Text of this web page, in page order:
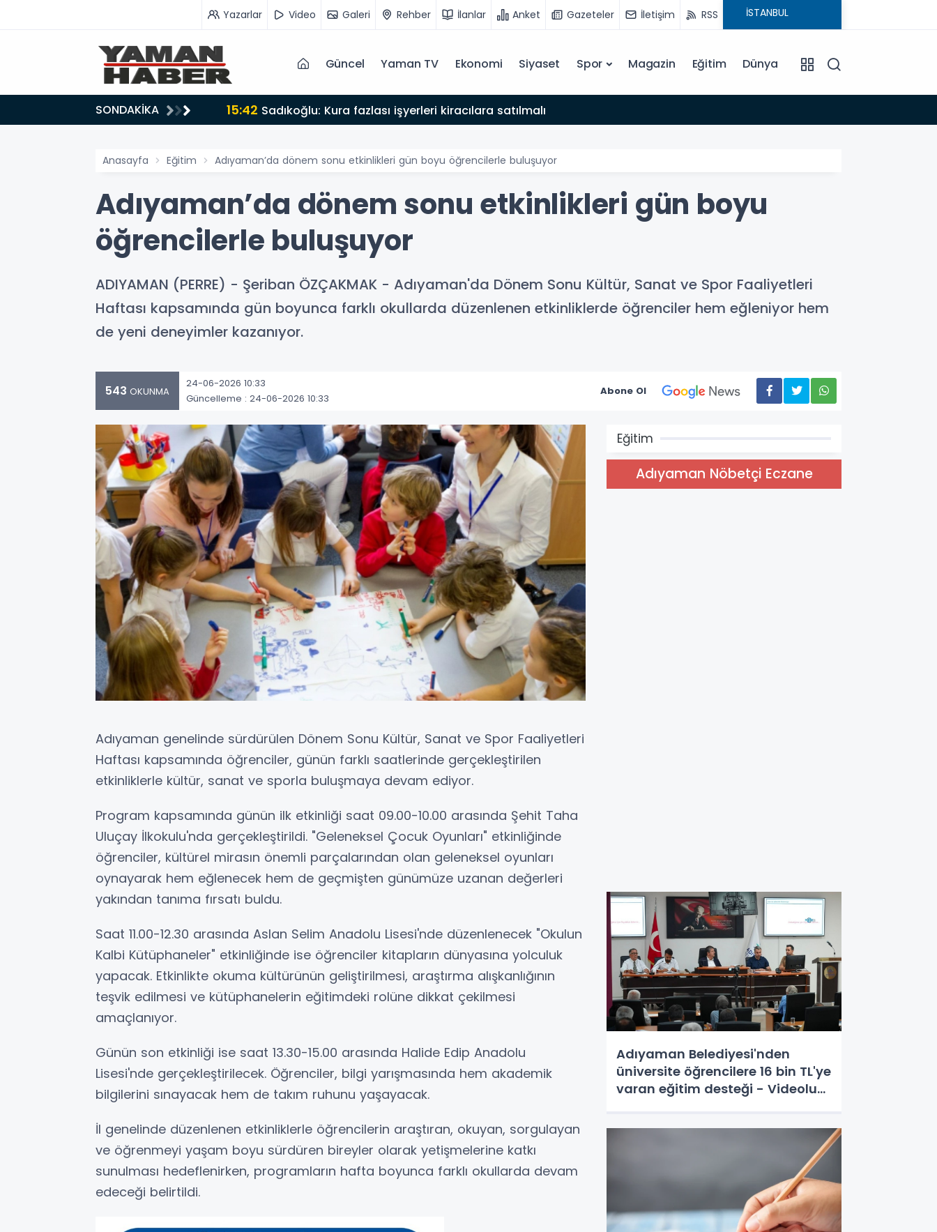
Yazarlar Video Galeri Rehber İlanlar Anket Gazeteler İletişim RSS
Güncel Yaman TV Ekonomi Siyaset Spor Magazin Eğitim Dünya
SONDAKİKA
tarafında olmayı seçtim’ 15:42 Sadıkoğlu: Kura fazlası işyerleri kiracılara satılmalı
Anasayfa Eğitim Adıyaman’da dönem sonu etkinlikleri gün boyu öğrencilerle buluşuyor
Adıyaman’da dönem sonu etkinlikleri gün boyu
öğrencilerle buluşuyor
ADIYAMAN (PERRE) - Şeriban ÖZÇAKMAK - Adıyaman'da Dönem Sonu Kültür, Sanat ve Spor Faaliyetleri
Haftası kapsamında gün boyunca farklı okullarda düzenlenen etkinliklerde öğrenciler hem eğleniyor hem
de yeni deneyimler kazanıyor.
543 OKUNMA
24-06-2026 10:33
Güncelleme : 24-06-2026 10:33
Abone Ol
Adıyaman genelinde sürdürülen Dönem Sonu Kültür, Sanat ve Spor Faaliyetleri
Haftası kapsamında öğrenciler, günün farklı saatlerinde gerçekleştirilen
etkinliklerle kültür, sanat ve sporla buluşmaya devam ediyor.
Program kapsamında günün ilk etkinliği saat 09.00-10.00 arasında Şehit Taha
Uluçay İlkokulu'nda gerçekleştirildi. "Geleneksel Çocuk Oyunları" etkinliğinde
öğrenciler, kültürel mirasın önemli parçalarından olan geleneksel oyunları
oynayarak hem eğlenecek hem de geçmişten günümüze uzanan değerleri
yakından tanıma fırsatı buldu.
Saat 11.00-12.30 arasında Aslan Selim Anadolu Lisesi'nde düzenlenecek "Okulun
Kalbi Kütüphaneler" etkinliğinde ise öğrenciler kitapların dünyasına yolculuk
yapacak. Etkinlikte okuma kültürünün geliştirilmesi, araştırma alışkanlığının
teşvik edilmesi ve kütüphanelerin eğitimdeki rolüne dikkat çekilmesi
amaçlanıyor.
Günün son etkinliği ise saat 13.30-15.00 arasında Halide Edip Anadolu
Lisesi'nde gerçekleştirilecek. Öğrenciler, bilgi yarışmasında hem akademik
bilgilerini sınayacak hem de takım ruhunu yaşayacak.
İl genelinde düzenlenen etkinliklerle öğrencilerin araştıran, okuyan, sorgulayan
ve öğrenmeyi yaşam boyu sürdüren bireyler olarak yetişmelerine katkı
sunulması hedeflenirken, programların hafta boyunca farklı okullarda devam
edeceği belirtildi.
Eğitim
Adıyaman Nöbetçi Eczane
Adıyaman Belediyesi'nden
üniversite öğrencilere 16 bin TL'ye
varan eğitim desteği - Videolu